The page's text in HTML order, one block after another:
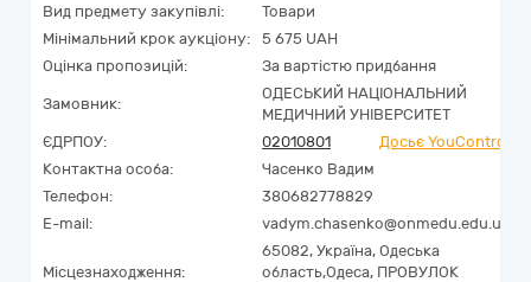
Вид предмету закупівлі:
Товари
Мінімальний крок аукціону:
5 675 UAH
Оцінка пропозицій:
За вартістю придбання
Замовник:
ОДЕСЬКИЙ НАЦІОНАЛЬНИЙ
МЕДИЧНИЙ УНІВЕРСИТЕТ
ЄДРПОУ:
02010801
Досьє YouControl
Контактна особа:
Часенко Вадим
Телефон:
380682778829
E-mail:
vadym.chasenko@onmedu.edu.ua
Місцезнаходження:
65082, Україна, Одеська
область,Одеса, ПРОВУЛОК